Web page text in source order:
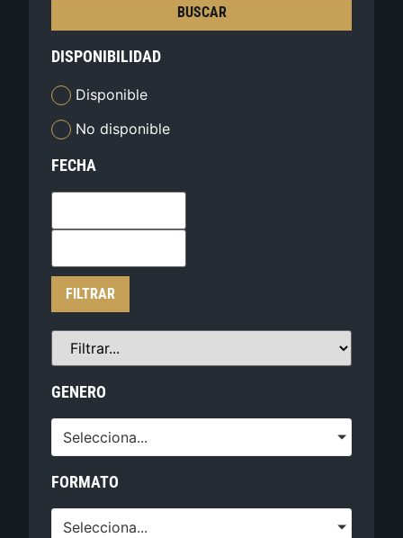
BUSCAR
DISPONIBILIDAD
Disponible
No disponible
FECHA
FILTRAR
GENERO
Selecciona...
FORMATO
Selecciona...